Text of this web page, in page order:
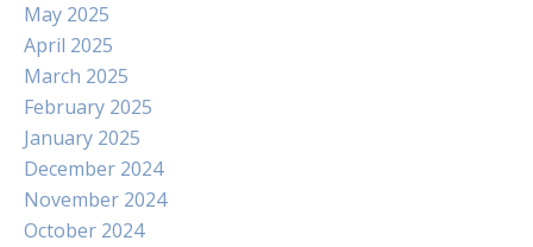
May 2025
April 2025
March 2025
February 2025
January 2025
December 2024
November 2024
October 2024